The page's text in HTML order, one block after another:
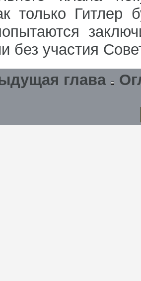
только Гитлер
без участия
глава